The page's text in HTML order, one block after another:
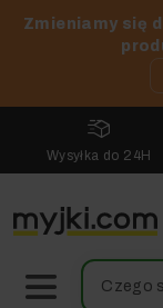
Zmieniamy się
Wysyłka do 24H